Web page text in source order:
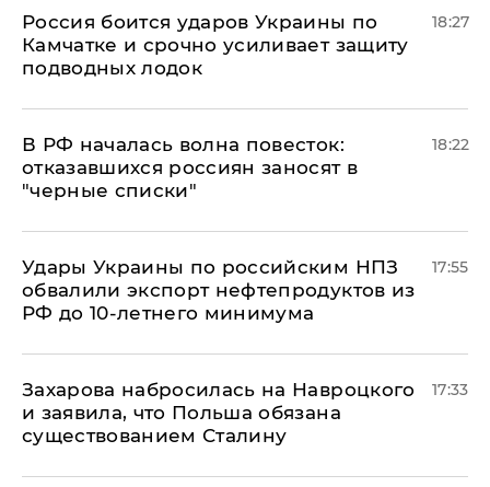
Россия боится ударов Украины по
Камчатке и срочно усиливает защиту
подводных лодок
18:27
​В РФ началась волна повесток:
отказавшихся россиян заносят в
"черные списки"
18:22
Удары Украины по российским НПЗ
обвалили экспорт нефтепродуктов из
РФ до 10-летнего минимума
17:55
​Захарова набросилась на Навроцкого
и заявила, что Польша обязана
существованием Сталину
17:33